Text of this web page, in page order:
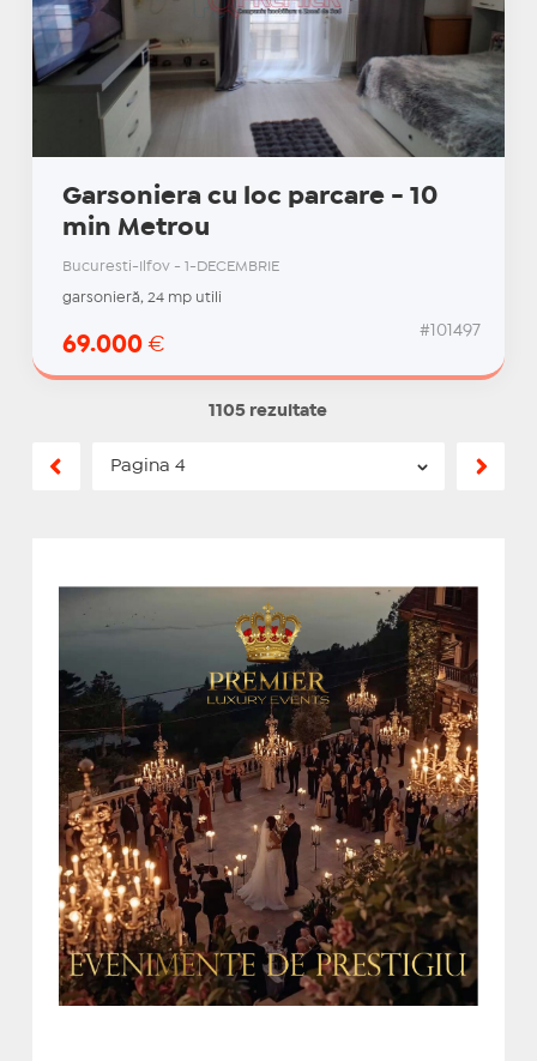
Garsoniera cu loc parcare - 10
min Metrou
Bucuresti-Ilfov - 1-DECEMBRIE
garsonieră, 24 mp utili
69.000 €
#101497
1105 rezultate